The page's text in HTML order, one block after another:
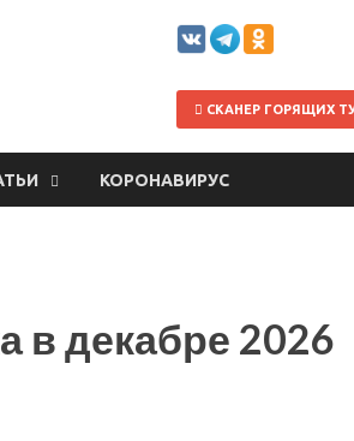
СКАНЕР ГОРЯЩИХ
КОРОНАВИРУС
в декабре 2026